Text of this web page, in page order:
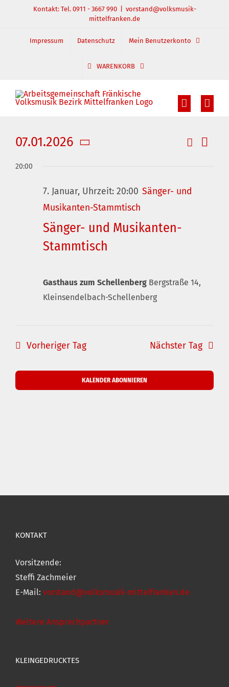
springen
Kontakt: Tel. 0911 - 3667 990
vorstand@volksmusik-
mittelfranken.de
Impressum Datenschutz Mein Benutzerkonto
WARENKORB
Suche
Tag
07.01.2026
wählen.
20:00
Sänger- und Musikanten-
Stammtisch
7. Januar, Uhrzeit: 20:00 Sänger- und
Musikanten-Stammtisch
Gasthaus zum Schellenberg Bergstraße 14,
Kleinsendelbach-Schellenberg
Vorheriger Tag Nächster Tag
KALENDER ABONNIEREN
KONTAKT
Vorsitzende:
Steffi Zachmeier
E-Mail: vorstand@volksmusik-mittelfranken.de
Weitere Ansprechpartner
KLEINGEDRUCKTES